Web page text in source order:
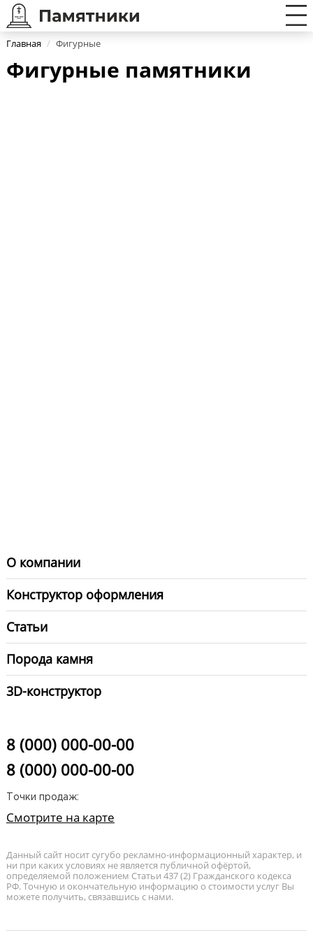
Главная / Фигурные
Фигурные памятники
О компании
Конструктор оформления
Статьи
Порода камня
3D-конструктор
8 (000) 000-00-00
8 (000) 000-00-00
Точки продаж:
Смотрите на карте
Данный сайт носит сугубо рекламно-информационный характер, и
ни при каких условиях не является публичной офёртой,
определяемой положением Статьи 437 (2) Гражданского кодекса
РФ. Точную и окончательную информацию о стоимости услуг Вы
можете получить, связавшись с нами.